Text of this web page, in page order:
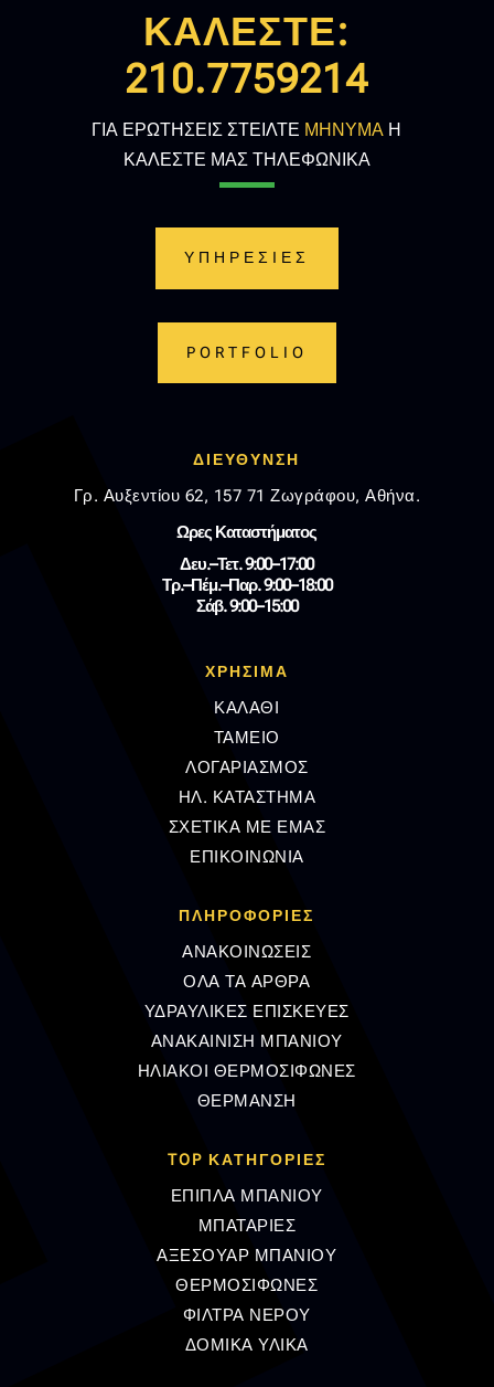
ΚΑΛΕΣΤΕ:
210.7759214
ΓΙΑ ΕΡΩΤΗΣΕΙΣ ΣΤΕΙΛΤΕ ΜΗΝΥΜΑ Η
ΚΑΛΕΣΤΕ ΜΑΣ ΤΗΛΕΦΩΝΙΚΑ
ΥΠΗΡΕΣΙΕΣ
PORTFOLIO
ΔΙΕΥΘΥΝΣΗ
Γρ. Αυξεντίου 62, 157 71 Ζωγράφου, Αθήνα.
Ωρες Καταστήματος
Δευ.–Τετ. 9:00–17:00
Τρ.–Πέμ.–Παρ. 9:00–18:00
Σάβ. 9:00–15:00
ΧΡΗΣΙΜΑ
ΚΑΛΑΘΙ
ΤΑΜΕΙΟ
ΛΟΓΑΡΙΑΣΜΟΣ
ΗΛ. ΚΑΤΑΣΤΗΜΑ
ΣΧΕΤΙΚΑ ΜΕ ΕΜΑΣ
ΕΠΙΚΟΙΝΩΝΙΑ
ΠΛΗΡΟΦΟΡΊΕΣ
ΑΝΑΚΟΙΝΩΣΕΙΣ
ΟΛΑ ΤΑ ΑΡΘΡΑ
ΥΔΡΑΥΛΙΚΕΣ ΕΠΙΣΚΕΥΕΣ
ΑΝΑΚΑΙΝΙΣΗ ΜΠΑΝΙΟΥ
ΗΛΙΑΚΟΙ ΘΕΡΜΟΣΙΦΩΝΕΣ
ΘΕΡΜΑΝΣΗ
TOP ΚΑΤΗΓΟΡΙΕΣ
ΕΠΙΠΛΑ ΜΠΑΝΙΟΥ
ΜΠΑΤΑΡΙΕΣ
ΑΞΕΣΟΥΑΡ ΜΠΑΝΙΟΥ
ΘΕΡΜΟΣΙΦΩΝΕΣ
ΦΙΛΤΡΑ ΝΕΡΟΥ
ΔΟΜΙΚΑ ΥΛΙΚΑ